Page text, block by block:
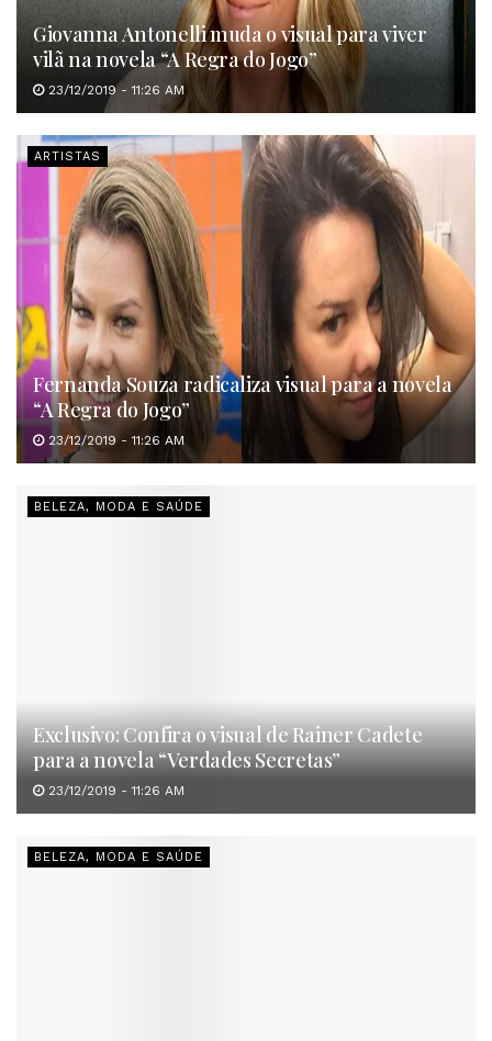
Giovanna Antonelli muda o visual para viver
vilã na novela “A Regra do Jogo”
23/12/2019 - 11:26 AM
ARTISTAS
Fernanda Souza radicaliza visual para a novela
“A Regra do Jogo”
23/12/2019 - 11:26 AM
BELEZA, MODA E SAÚDE
Exclusivo: Confira o visual de Rainer Cadete
para a novela “Verdades Secretas”
23/12/2019 - 11:26 AM
BELEZA, MODA E SAÚDE